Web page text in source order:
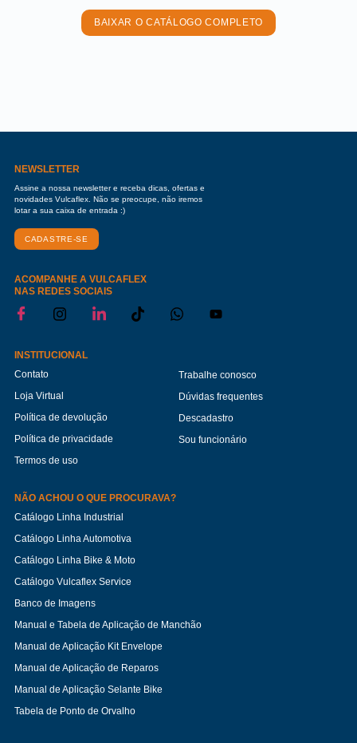
BAIXAR O CATÁLOGO COMPLETO
NEWSLETTER
Assine a nossa newsletter e receba dicas, ofertas e
novidades Vulcaflex. Não se preocupe, não iremos
lotar a sua caixa de entrada :)
CADASTRE-SE
ACOMPANHE A VULCAFLEX
NAS REDES SOCIAIS
INSTITUCIONAL
Contato
Loja Virtual
Política de devolução
Política de privacidade
Termos de uso
Trabalhe conosco
Dúvidas frequentes
Descadastro
Sou funcionário
NÃO ACHOU O QUE PROCURAVA?
Catálogo Linha Industrial
Catálogo Linha Automotiva
Catálogo Linha Bike & Moto
Catálogo Vulcaflex Service
Banco de Imagens
Manual e Tabela de Aplicação de Manchão
Manual de Aplicação Kit Envelope
Manual de Aplicação de Reparos
Manual de Aplicação Selante Bike
Tabela de Ponto de Orvalho